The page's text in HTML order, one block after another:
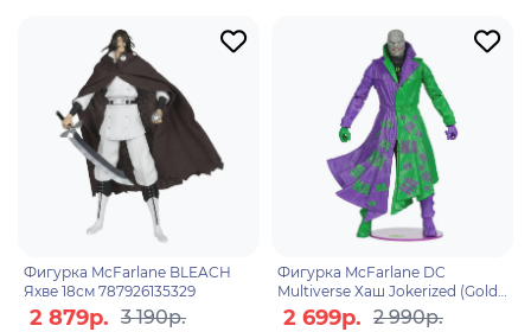
Фигурка McFarlane BLEACH
Яхве 18см 787926135329
2 879р. 3 190р.
Фигурка McFarlane DC
Multiverse Хаш Jokerized (Gold
Label)(SDCC) 18см 787926172171
2 699р. 2 990р.